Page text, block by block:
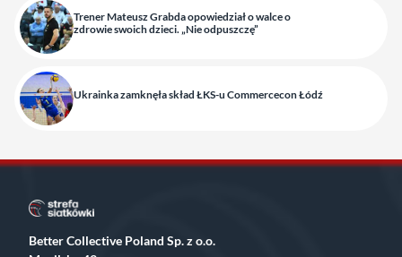
Trener Mateusz Grabda opowiedział o walce o
zdrowie swoich dzieci. „Nie odpuszczę”
Ukrainka zamknęła skład ŁKS-u Commercecon Łódź
Better Collective Poland Sp. z o.o.